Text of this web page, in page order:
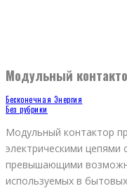
Модульный
Бесконечная Энергия
Без рубрики
Модульный контактор
электрическими
превышающими
используемых в